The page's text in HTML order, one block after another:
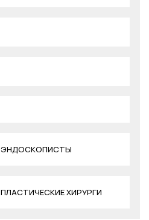
ЭНДОСКОПИСТЫ
ПЛАСТИЧЕСКИЕ ХИРУРГИ